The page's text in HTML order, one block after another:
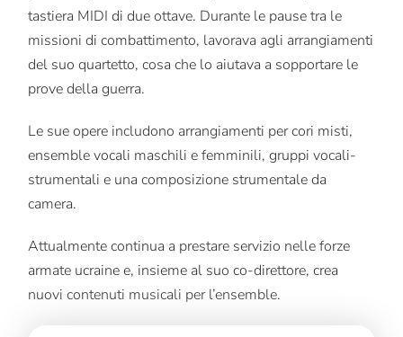
tastiera MIDI di due ottave. Durante le pause tra le
missioni di combattimento, lavorava agli arrangiamenti
del suo quartetto, cosa che lo aiutava a sopportare le
prove della guerra.
Le sue opere includono arrangiamenti per cori misti,
ensemble vocali maschili e femminili, gruppi vocali-
strumentali e una composizione strumentale da
camera.
Attualmente continua a prestare servizio nelle forze
armate ucraine e, insieme al suo co-direttore, crea
nuovi contenuti musicali per l’ensemble.